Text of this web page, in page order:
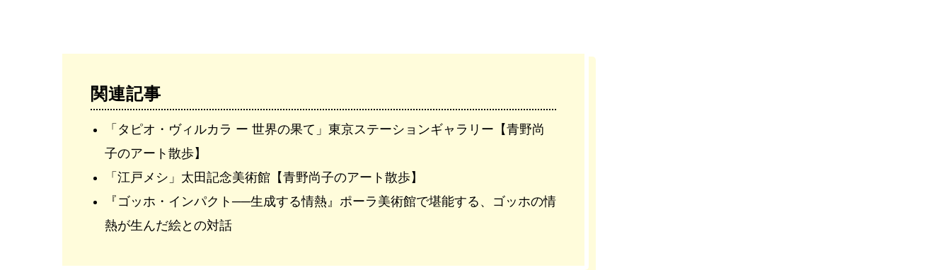
関連記事
「タピオ・ヴィルカラ ー 世界の果て」東京ステーションギャラリー【青野尚
子のアート散歩】
「江戸メシ」太田記念美術館【青野尚子のアート散歩】
『ゴッホ・インパクト──生成する情熱』ポーラ美術館で堪能する、ゴッホの情
熱が生んだ絵との対話